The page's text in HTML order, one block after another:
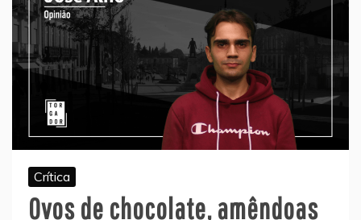
Crítica
Ovos de chocolate, amêndoas